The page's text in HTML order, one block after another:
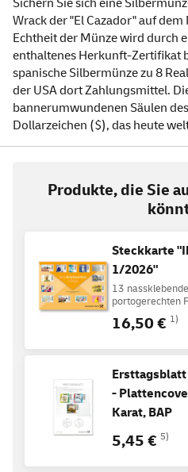
Wrack der "El Cazador" auf
Echtheit der Münze wird durch
enthaltenes Herkunft-Zertifikat
spanische Silbermünze zu 8
der USA dort Zahlungsmittel.
bannerumwundenen Säulen
Dollarzeichen ($), das heute
Produkte, die Sie
Steckkarte
1/2026"
13
portogerechten
16,50 € 1)
-
Karat, BAP
5,45 € 5)